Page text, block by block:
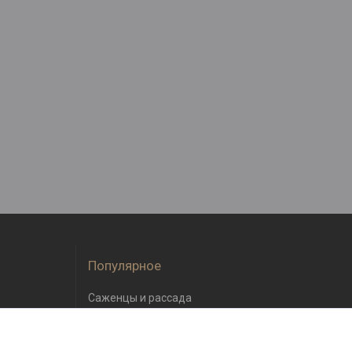
Популярное
Саженцы и рассада